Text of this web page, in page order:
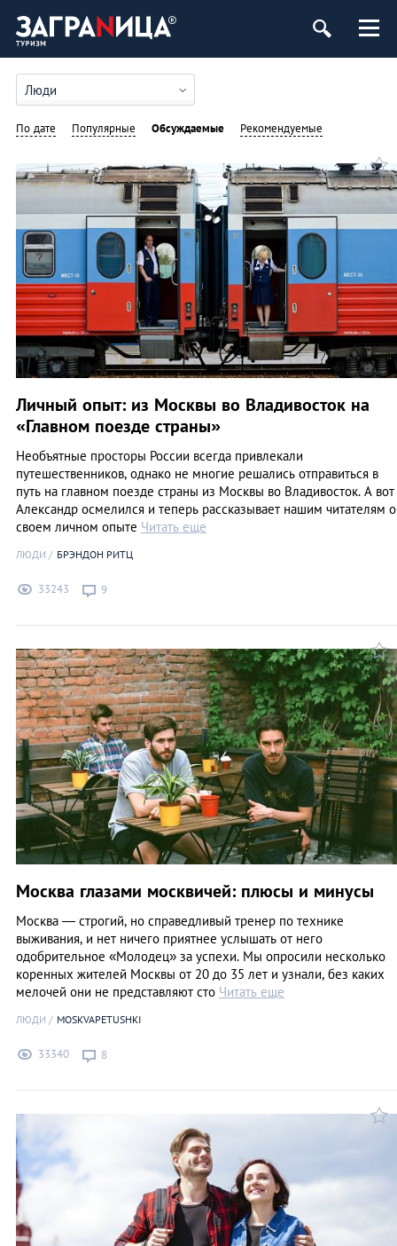
Люди
По дате Популярные Обсуждаемые Рекомендуемые
Личный опыт: из Москвы во Владивосток на
«Главном поезде страны»
Необъятные просторы России всегда привлекали
путешественников, однако не многие решались отправиться в
путь на главном поезде страны из Москвы во Владивосток. А вот
Александр осмелился и теперь рассказывает нашим читателям о
своем личном опыте Читать еще
ЛЮДИ БРЭНДОН РИТЦ
33243 9
Москва глазами москвичей: плюсы и минусы
Москва — строгий, но справедливый тренер по технике
выживания, и нет ничего приятнее услышать от него
одобрительное «Молодец» за успехи. Мы опросили несколько
коренных жителей Москвы от 20 до 35 лет и узнали, без каких
мелочей они не представляют сто Читать еще
ЛЮДИ MOSKVAPETUSHKI
33340 8